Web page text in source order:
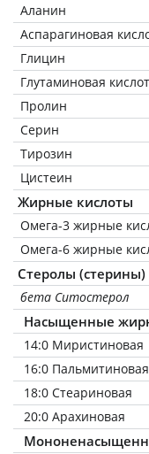
Аланин
Аспарагиновая
Глицин
Глутаминовая
Пролин
Серин
Тирозин
Цистеин
Жирные кислоты
Омега-3 жирные
Омега-6 жирные
Стеролы (стерины)
бета Ситостерол
Насыщенные
14:0 Миристиновая
16:0 Пальмитиновая
18:0 Стеариновая
20:0 Арахиновая